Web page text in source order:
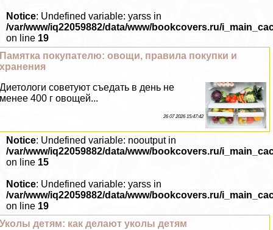
Notice: Undefined variable: yarss in
/var/www/iq22059882/data/www/bookcovers.ru/
on line 19
Памятка покупателю: овощи, правила покупки и
хранения
Диетологи советуют съедать в день не
менее 400 г овощей...
26 07 2026 15:47:42
Notice: Undefined variable: nooutput in
/var/www/iq22059882/data/www/bookcovers.ru/
on line 15
Notice: Undefined variable: yarss in
/var/www/iq22059882/data/www/bookcovers.ru/
on line 19
Уколы детям: как делают уколы детям